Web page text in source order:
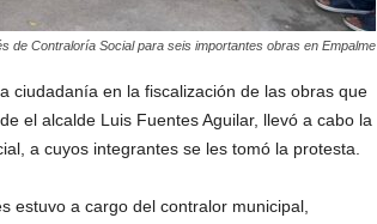
de Contraloría Social para seis importantes obras en Empalme
ciudadanía en la fiscalización de las obras que
el alcalde Luis Fuentes Aguilar, llevó a cabo la
a cuyos integrantes se les tomó la protesta.
estuvo a cargo del contralor municipal,